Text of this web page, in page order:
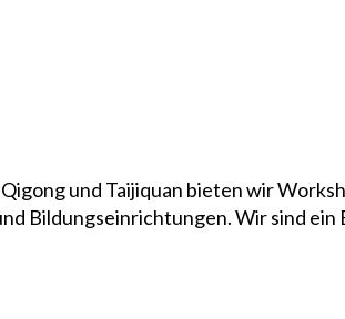
und Taijiquan bieten wir
Bildungseinrichtungen. Wir sind